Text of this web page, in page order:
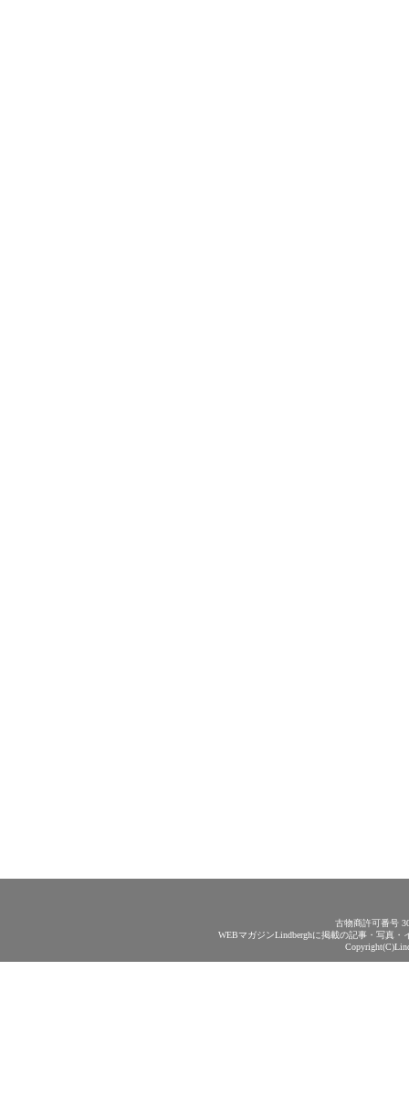
古物商許可番号
WEBマガジンLindberghに掲載の記事・写真